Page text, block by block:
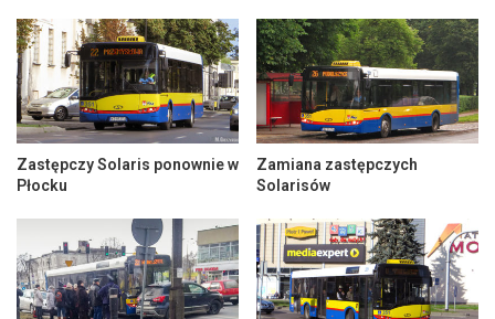
Zastępczy Solaris ponownie w
Płocku
Zamiana zastępczych
Solarisów